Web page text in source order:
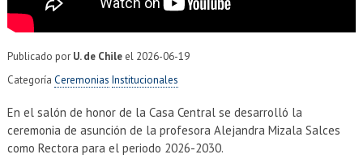
Publicado por U. de Chileel 2026-06-19
Categoría Ceremonias Institucionales
En el salón de honor de la Casa Central se desarrolló la
ceremonia de asunción de la profesora Alejandra Mizala Salces
como Rectora para el periodo 2026-2030.